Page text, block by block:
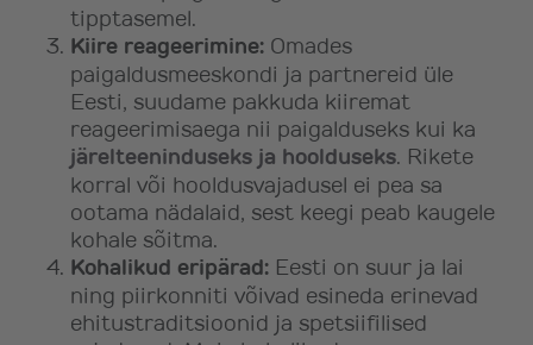
tipptasemel.
Kiire reageerimine: Omades
paigaldusmeeskondi ja partnereid üle
Eesti, suudame pakkuda kiiremat
reageerimisaega nii paigalduseks kui ka
järelteeninduseks ja hoolduseks. Rikete
korral või hooldusvajadusel ei pea sa
ootama nädalaid, sest keegi peab kaugele
kohale sõitma.
Kohalikud eripärad: Eesti on suur ja lai
ning piirkonniti võivad esineda erinevad
ehitustraditsioonid ja spetsiifilised